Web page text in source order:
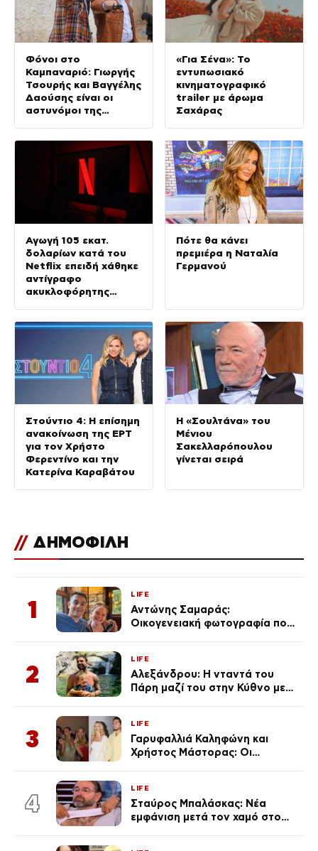
Φόνοι στο
Καμπαναριό: Γιωργής
Τσουρής και Βαγγέλης
Δαούσης είναι οι
αστυνόμοι της
«Για Σένα»: Το
εντυπωσιακό
κινηματογραφικό
trailer με άρωμα
Σαχάρας
Αγωγή 105 εκατ.
δολαρίων κατά του
Netflix επειδή χάθηκε
αντίγραφο
ακυκλοφόρητης
Πότε θα κάνει
πρεμιέρα η Ναταλία
Γερμανού
Στούντιο 4: Η επίσημη
ανακοίνωση της ΕΡΤ
για τον Χρήστο
Φερεντίνο και την
Κατερίνα Καραβάτου
Η «Σουλτάνα» του
Μένιου
Σακελλαρόπουλου
γίνεται σειρά
// ΔΗΜΟΦΙΛΗ
1
LIFE
Αντώνης Σαμαράς:
Οικογενειακή φωτογραφία που
Λένας
2
LIFE
Αλεξάνδρου: Η νταντά του
Πάρη μαζί του στην Κύθνο με
3
LIFE
Γαρυφαλλιά Καληφώνη και
Χρήστος Μάστορας: Οι
απαρατήρητη
4
LIFE
Σταύρος Μπαλάσκας: Νέα
εμφάνιση μετά τον χαμό στο